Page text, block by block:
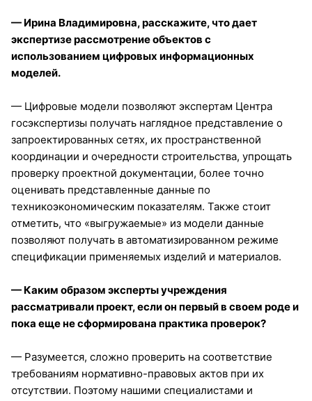
— Ирина Владимировна, расскажите, что дает
экспертизе рассмотрение объектов с
использованием цифровых информационных
моделей.
— Цифровые модели позволяют экспертам Центра
госэкспертизы получать наглядное представление о
запроектированных сетях, их пространственной
координации и очередности строительства, упрощать
проверку проектной документации, более точно
оценивать представленные данные по
техникоэкономическим показателям. Также стоит
отметить, что «выгружаемые» из модели данные
позволяют получать в автоматизированном режиме
спецификации применяемых изделий и материалов.
— Каким образом эксперты учреждения
рассматривали проект, если он первый в своем роде и
пока еще не сформирована практика проверок?
— Разумеется, сложно проверить на соответствие
требованиям нормативно-правовых актов при их
отсутствии. Поэтому нашими специалистами и